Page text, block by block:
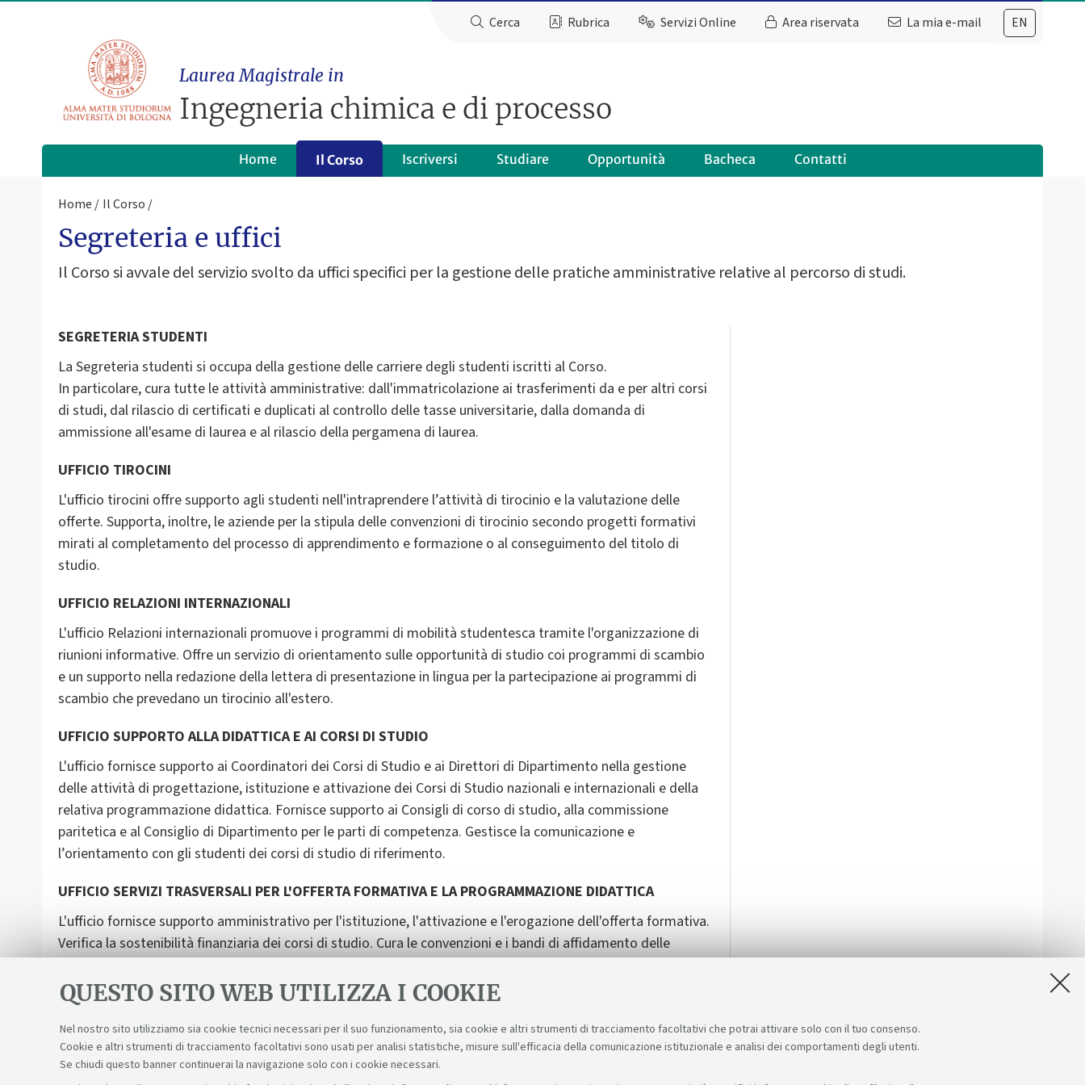
QUESTO SITO WEB UTILIZZA I COOKIE
Nel nostro sito utilizziamo sia cookie tecnici necessari per il suo funzionamento, sia cookie e altri strumenti di tracciamento facoltativi che potrai attivare solo con il tuo consenso.
Cookie e altri strumenti di tracciamento facoltativi sono usati per analisi statistiche, misure sull'efficacia della comunicazione istituzionale e analisi dei comportamenti degli utenti.
Se chiudi questo banner continuerai la navigazione solo con i cookie necessari.
EN
Cerca Rubrica Servizi Online Area riservata La mia e-mail
Laurea Magistrale in
Ingegneria chimica e di processo
Home Il Corso Iscriversi Studiare Opportunità Bacheca Contatti
Home Il Corso
Segreteria e uffici
Il Corso si avvale del servizio svolto da uffici specifici per la gestione delle pratiche amministrative relative al percorso di studi.
SEGRETERIA STUDENTI
La Segreteria studenti si occupa della gestione delle carriere degli studenti iscritti al Corso.
In particolare, cura tutte le attività amministrative: dall'immatricolazione ai trasferimenti da e per altri corsi
di studi, dal rilascio di certificati e duplicati al controllo delle tasse universitarie, dalla domanda di
ammissione all'esame di laurea e al rilascio della pergamena di laurea.
UFFICIO TIROCINI
L'ufficio tirocini offre supporto agli studenti nell'intraprendere l’attività di tirocinio e la valutazione delle
offerte. Supporta, inoltre, le aziende per la stipula delle convenzioni di tirocinio secondo progetti formativi
mirati al completamento del processo di apprendimento e formazione o al conseguimento del titolo di
studio.
UFFICIO RELAZIONI INTERNAZIONALI
L'ufficio Relazioni internazionali promuove i programmi di mobilità studentesca tramite l'organizzazione di
riunioni informative. Offre un servizio di orientamento sulle opportunità di studio coi programmi di scambio
e un supporto nella redazione della lettera di presentazione in lingua per la partecipazione ai programmi di
scambio che prevedano un tirocinio all'estero.
UFFICIO SUPPORTO ALLA DIDATTICA E AI CORSI DI STUDIO
L'ufficio fornisce supporto ai Coordinatori dei Corsi di Studio e ai Direttori di Dipartimento nella gestione
delle attività di progettazione, istituzione e attivazione dei Corsi di Studio nazionali e internazionali e della
relativa programmazione didattica. Fornisce supporto ai Consigli di corso di studio, alla commissione
paritetica e al Consiglio di Dipartimento per le parti di competenza. Gestisce la comunicazione e
l’orientamento con gli studenti dei corsi di studio di riferimento.
UFFICIO SERVIZI TRASVERSALI PER L'OFFERTA FORMATIVA E LA PROGRAMMAZIONE DIDATTICA
L'ufficio fornisce supporto amministrativo per l'istituzione, l'attivazione e l'erogazione dell'offerta formativa.
Verifica la sostenibilità finanziaria dei corsi di studio. Cura le convenzioni e i bandi di affidamento delle
studenti per il loro curriculum formativo.